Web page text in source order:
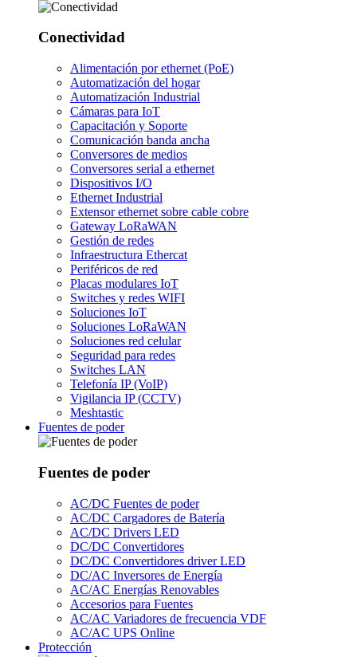
Conectividad
Alimentación por ethernet (PoE)
Automatización del hogar
Automatización Industrial
Cámaras para IoT
Capacitación y Soporte
Comunicación banda ancha
Conversores de medios
Conversores serial a ethernet
Dispositivos I/O
Ethernet Industrial
Extensor ethernet sobre cable cobre
Gateway LoRaWAN
Gestión de redes
Infraestructura Ethercat
Periféricos de red
Placas modulares IoT
Switches y redes WIFI
Soluciones IoT
Soluciones LoRaWAN
Soluciones red celular
Seguridad para redes
Switches LAN
Telefonía IP (VoIP)
Vigilancia IP (CCTV)
Meshtastic
Fuentes de poder
Fuentes de poder
AC/DC Fuentes de poder
AC/DC Cargadores de Batería
AC/DC Drivers LED
DC/DC Convertidores
DC/DC Convertidores driver LED
DC/AC Inversores de Energía
AC/AC Energías Renovables
Accesorios para Fuentes
AC/AC Variadores de frecuencia VDF
AC/AC UPS Online
Protección